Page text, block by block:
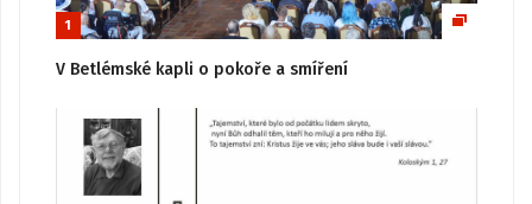
1
V Betlémské kapli o pokoře a smíření